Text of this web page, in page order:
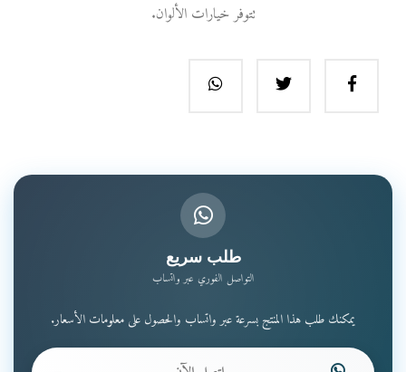
تتوفر خيارات الألوان.
طلب سريع
التواصل الفوري عبر واتساب
يمكنك طلب هذا المنتج بسرعة عبر واتساب والحصول على معلومات الأسعار.